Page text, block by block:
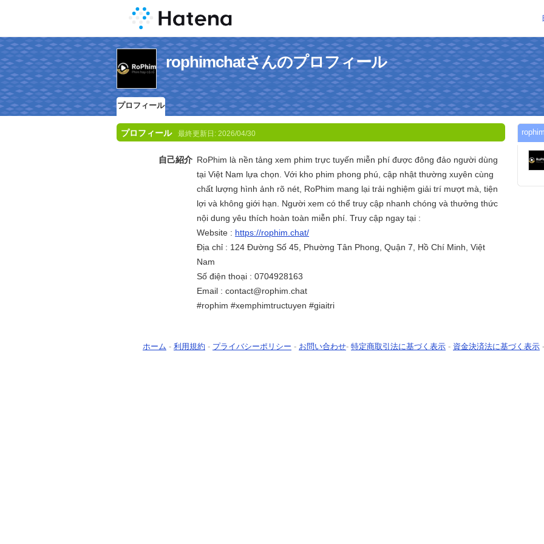
rophimchatさんのプロフィール
プロフィール
プロフィール 最終更新日: 2026/04/30
自己紹介 RoPhim là nền tảng xem phim trực tuyến miễn phí được đông đảo người dùng
tại Việt Nam lựa chọn. Với kho phim phong phú, cập nhật thường xuyên cùng
chất lượng hình ảnh rõ nét, RoPhim mang lại trải nghiệm giải trí mượt mà, tiện
lợi và không giới hạn. Người xem có thể truy cập nhanh chóng và thưởng thức
nội dung yêu thích hoàn toàn miễn phí. Truy cập ngay tại :
Website : https://rophim.chat/
Địa chỉ : 124 Đường Số 45, Phường Tân Phong, Quận 7, Hồ Chí Minh, Việt
Nam
Số điện thoại : 0704928163
Email : contact@rophim.chat
#rophim #xemphimtructuyen #giaitri
ホーム - 利用規約 - プライバシーポリシー - お問い合わせ- 特定商取引法に基づく表示 - 資金決済法に基づく表示 -